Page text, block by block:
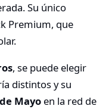
Su único
Premium, que
, se puede elegir
distintos y su
Mayo en la red de